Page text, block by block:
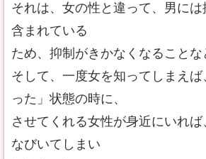
それは、女の性と違って、男には
含まれている
ため、抑制がきかなくなることな
そして、一度女を知ってしまえば
った」状態の時に、
させてくれる女性が身近にいれ
なびいてしまい